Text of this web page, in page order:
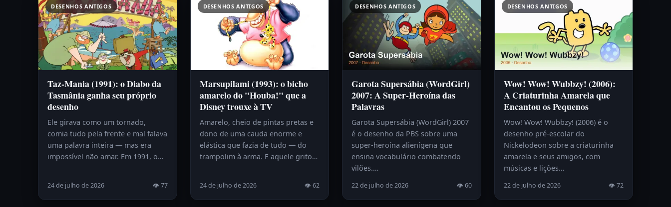
DESENHOS ANTIGOS
Taz-Mania (1991): o Diabo da
Tasmânia ganha seu próprio
desenho
Ele girava como um tornado,
comia tudo pela frente e mal falava
uma palavra inteira — mas era
impossível não amar. Em 1991, o…
24 de julho de 2026 👁 77
DESENHOS ANTIGOS
Marsupilami (1993): o bicho
amarelo do "Houba!" que a
Disney trouxe à TV
Amarelo, cheio de pintas pretas e
dono de uma cauda enorme e
elástica que fazia de tudo — do
trampolim à arma. E aquele grito…
24 de julho de 2026 👁 62
DESENHOS ANTIGOS
Garota Supersábia (WordGirl)
2007: A Super-Heroína das
Palavras
Garota Supersábia (WordGirl) 2007
é o desenho da PBS sobre uma
super-heroína alienígena que
ensina vocabulário combatendo
vilões.…
22 de julho de 2026 👁 60
DESENHOS ANTIGOS
Wow! Wow! Wubbzy! (2006):
A Criaturinha Amarela que
Encantou os Pequenos
Wow! Wow! Wubbzy! (2006) é o
desenho pré-escolar do
Nickelodeon sobre a criaturinha
amarela e seus amigos, com
músicas e lições…
22 de julho de 2026 👁 72